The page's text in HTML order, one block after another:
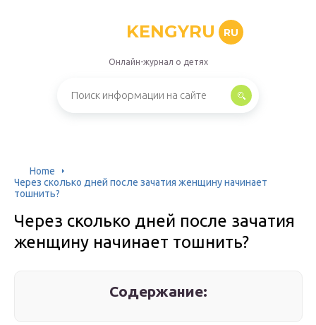
KENGYRU RU
Онлайн-журнал о детях
Home
Через сколько дней после зачатия женщину начинает
тошнить?
Через сколько дней после зачатия
женщину начинает тошнить?
Содержание: